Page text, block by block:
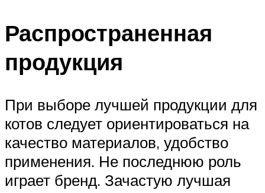
Распространенная
продукция
При выборе лучшей продукции для
котов следует ориентироваться на
качество материалов, удобство
применения. Не последнюю роль
играет бренд. Зачастую лучшая